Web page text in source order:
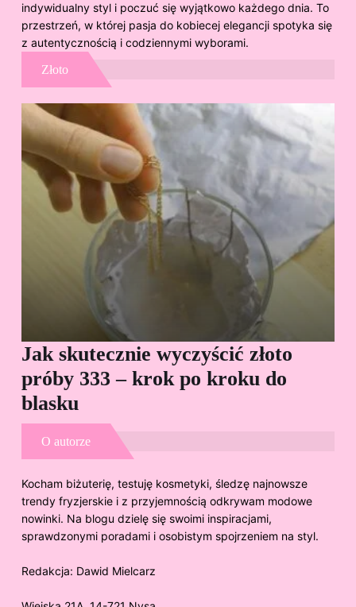
indywidualny styl i poczuć się wyjątkowo każdego dnia. To
przestrzeń, w której pasja do kobiecej elegancji spotyka się
z autentycznością i codziennymi wyborami.
Złoto
Jak skutecznie wyczyścić złoto
próby 333 – krok po kroku do
blasku
O autorze
Kocham biżuterię, testuję kosmetyki, śledzę najnowsze
trendy fryzjerskie i z przyjemnością odkrywam modowe
nowinki. Na blogu dzielę się swoimi inspiracjami,
sprawdzonymi poradami i osobistym spojrzeniem na styl.
Redakcja: Dawid Mielcarz